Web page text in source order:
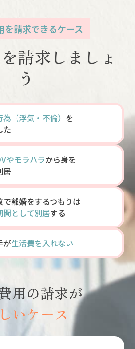
を請求できるケース
請求しましょ
う
（浮気・不倫） を
た
やモラハラから身を
居
で離婚をするつもりは
間として別居する
が生活費を入れない
用の請求が
いケース